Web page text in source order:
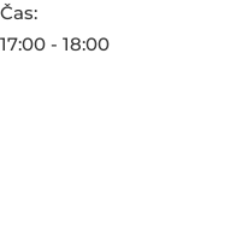
Čas:
17:00 - 18:00